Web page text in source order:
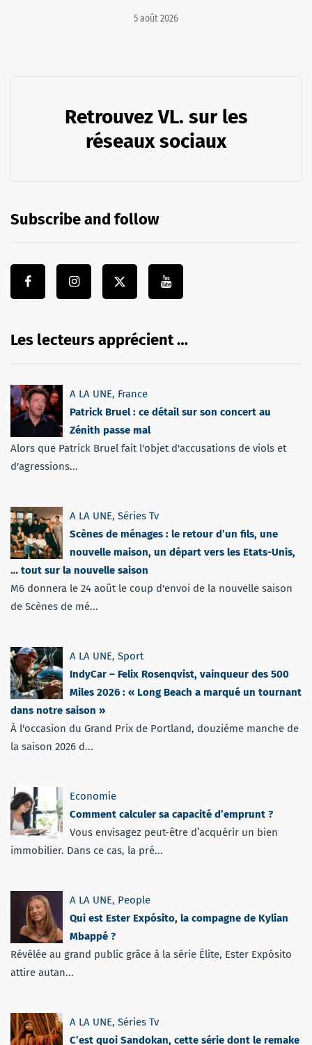
5 août 2026
Retrouvez VL. sur les
réseaux sociaux
Subscribe and follow
Les lecteurs apprécient …
A LA UNE, France
Patrick Bruel : ce détail sur son concert au
Zénith passe mal
Alors que Patrick Bruel fait l'objet d'accusations de viols et
d'agressions...
A LA UNE, Séries Tv
Scènes de ménages : le retour d’un fils, une
nouvelle maison, un départ vers les Etats-Unis,
… tout sur la nouvelle saison
M6 donnera le 24 août le coup d'envoi de la nouvelle saison
de Scènes de mé...
A LA UNE, Sport
IndyCar – Felix Rosenqvist, vainqueur des 500
Miles 2026 : « Long Beach a marqué un tournant
dans notre saison »
À l'occasion du Grand Prix de Portland, douzième manche de
la saison 2026 d...
Economie
Comment calculer sa capacité d’emprunt ?
Vous envisagez peut-être d’acquérir un bien
immobilier. Dans ce cas, la pré...
A LA UNE, People
Qui est Ester Expósito, la compagne de Kylian
Mbappé ?
Révélée au grand public grâce à la série Élite, Ester Expósito
attire autan...
A LA UNE, Séries Tv
C’est quoi Sandokan, cette série dont le remake